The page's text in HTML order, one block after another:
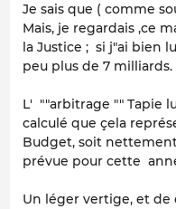
Je sais que ( comme
Mais, je regardais ,ce
la Justice ; si j"ai bien
peu plus de 7 milliards.
L' ""arbitrage "" Tapie
calculé que çela
Budget, soit
prévue pour cette
Un léger vertige, et